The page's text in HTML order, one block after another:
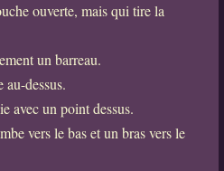
ouverte, mais qui tire la
un barreau.
dessus.
avec un point dessus.
vers le bas et un bras vers le